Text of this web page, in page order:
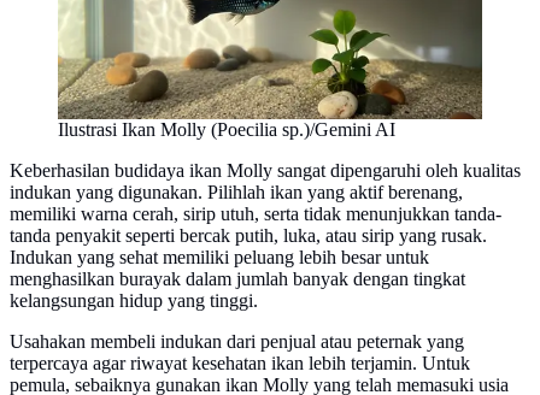
Ilustrasi Ikan Molly (Poecilia sp.)/Gemini AI
Keberhasilan budidaya ikan Molly sangat dipengaruhi oleh kualitas
indukan yang digunakan. Pilihlah ikan yang aktif berenang,
memiliki warna cerah, sirip utuh, serta tidak menunjukkan tanda-
tanda penyakit seperti bercak putih, luka, atau sirip yang rusak.
Indukan yang sehat memiliki peluang lebih besar untuk
menghasilkan burayak dalam jumlah banyak dengan tingkat
kelangsungan hidup yang tinggi.
Usahakan membeli indukan dari penjual atau peternak yang
terpercaya agar riwayat kesehatan ikan lebih terjamin. Untuk
pemula, sebaiknya gunakan ikan Molly yang telah memasuki usia